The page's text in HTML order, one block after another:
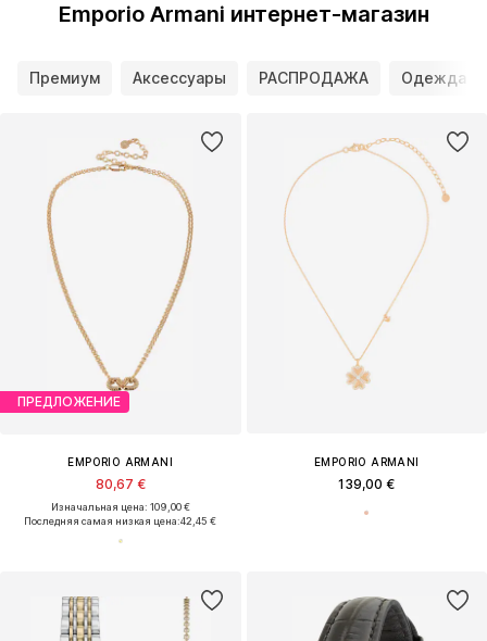
Emporio Armani интернет-магазин
Премиум Аксессуары РАСПРОДАЖА Одежда
ПРЕДЛОЖЕНИЕ
EMPORIO ARMANI
80,67 €
Изначальная цена: 109,00 €
Последняя самая низкая цена:42,45 €
EMPORIO ARMANI
139,00 €